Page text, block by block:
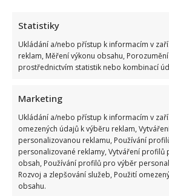
Statistiky
Ukládání a/nebo přístup k informacím v
reklam, Měření výkonu obsahu,
prostřednictvím statistik nebo kombinací
Marketing
Ukládání a/nebo přístup k informacím v
omezených údajů k výběru reklam,
personalizovanou reklamu, Používání
personalizované reklamy, Vytváření
obsah, Používání profilů pro výběr
Rozvoj a zlepšování služeb, Použití
obsahu.
Jak bydlí Bára Basiková: Velký byt
jde stále o velmi prostorný 4+1